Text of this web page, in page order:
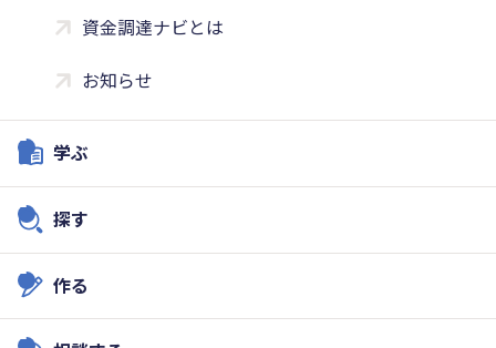
資金調達ナビとは
お知らせ
学ぶ
探す
作る